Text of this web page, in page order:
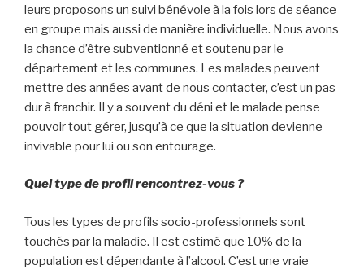
leurs proposons un suivi bénévole à la fois lors de séance
en groupe mais aussi de manière individuelle. Nous avons
la chance d’être subventionné et soutenu par le
département et les communes. Les malades peuvent
mettre des années avant de nous contacter, c’est un pas
dur à franchir. Il y a souvent du déni et le malade pense
pouvoir tout gérer, jusqu’à ce que la situation devienne
invivable pour lui ou son entourage.
Quel type de profil rencontrez-vous ?
Tous les types de profils socio-professionnels sont
touchés par la maladie. Il est estimé que 10% de la
population est dépendante à l’alcool. C’est une vraie